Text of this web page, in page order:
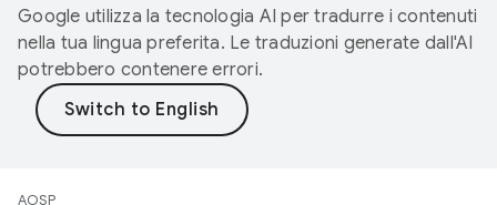
Google utilizza la tecnologia AI per tradurre i contenuti
nella tua lingua preferita. Le traduzioni generate dall'AI
potrebbero contenere errori.
AOSP